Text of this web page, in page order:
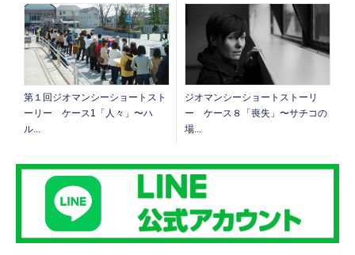
第１回ジオマンシーショートスト
ーリー ケース1「人々」〜ハ
ル...
ジオマンシーショートストーリ
ー ケース８「喪失」〜サチコの
場...